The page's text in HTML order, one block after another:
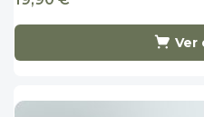
Ver